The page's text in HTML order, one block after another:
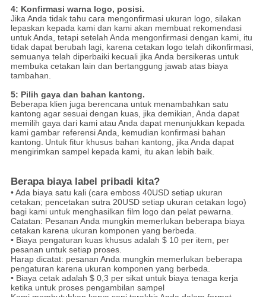
4: Konfirmasi warna logo, posisi.
Jika Anda tidak tahu cara mengonfirmasi ukuran logo, silakan
lepaskan kepada kami dan kami akan membuat rekomendasi
untuk Anda, tetapi setelah Anda mengonfirmasi dengan kami, itu
tidak dapat berubah lagi, karena cetakan logo telah dikonfirmasi,
semuanya telah diperbaiki kecuali jika Anda bersikeras untuk
membuka cetakan lain dan bertanggung jawab atas biaya
tambahan.
5: Pilih gaya dan bahan kantong.
Beberapa klien juga berencana untuk menambahkan satu
kantong agar sesuai dengan kuas, jika demikian, Anda dapat
memilih gaya dari kami atau Anda dapat menunjukkan kepada
kami gambar referensi Anda, kemudian konfirmasi bahan
kantong. Untuk fitur khusus bahan kantong, jika Anda dapat
mengirimkan sampel kepada kami, itu akan lebih baik.
Berapa biaya label pribadi kita?
• Ada biaya satu kali (cara emboss 40USD setiap ukuran
cetakan; pencetakan sutra 20USD setiap ukuran cetakan logo)
bagi kami untuk menghasilkan film logo dan pelat pewarna.
Catatan: Pesanan Anda mungkin memerlukan beberapa biaya
cetakan karena ukuran komponen yang berbeda.
• Biaya pengaturan kuas khusus adalah $ 10 per item, per
pesanan untuk setiap proses.
Harap dicatat: pesanan Anda mungkin memerlukan beberapa
pengaturan karena ukuran komponen yang berbeda.
• Biaya cetak adalah $ 0,3 per sikat untuk biaya tenaga kerja
ketika untuk proses pengambilan sampel